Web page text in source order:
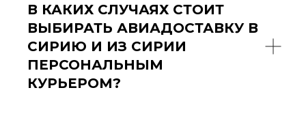
В КАКИХ СЛУЧАЯХ СТОИТ
ВЫБИРАТЬ АВИАДОСТАВКУ В
СИРИЮ И ИЗ СИРИИ
ПЕРСОНАЛЬНЫМ
КУРЬЕРОМ?